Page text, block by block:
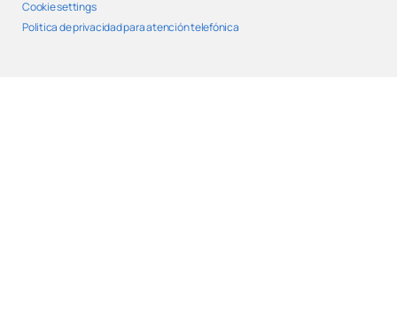
Cookie settings
Politica de privacidad para atención telefónica